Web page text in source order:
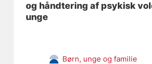
og håndtering af psykisk
unge
Børn, unge og familie